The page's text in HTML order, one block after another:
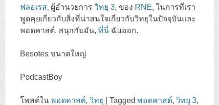
ฟลอเรส, ผู้อำนวยการวิทยุ 3, ของ RNE, ในการที่เรา
พูดคุยเกี่ยวกับสิ่งที่น่าสนใจเกี่ยวกับวิทยุในปัจจุบันและ
พอดคาสต์. สนุกกับมัน,ที่นี่ ฉันออก.
Besotes ขนาดใหญ่
PodcastBoy
โพสต์ในพอดคาสต์,วิทยุ |Taggedพอดคาสต์,วิทยุ 3,